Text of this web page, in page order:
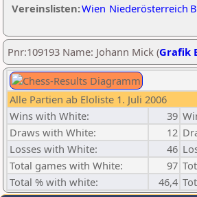
Vereinslisten:Wien Niederösterreich
Pnr:109193 Name: Johann Mick (Grafik
Alle Partien ab Eloliste 1. Juli 2006
Wins with White:
39
Draws with White:
12
Losses with White:
46
Total games with White:
97
Total % with white:
46,4